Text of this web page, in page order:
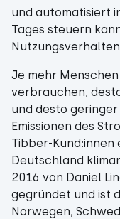
und automatisiert
Tages steuern
Je mehr
verbrauchen,
und desto
Emissionen des
Tibber-Kund:innen
Deutschland
2016 von Daniel
gegründet und ist
Norwegen,